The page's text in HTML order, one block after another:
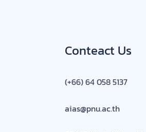
Conteact Us
(+66) 64 058 5137
aias@pnu.ac.th